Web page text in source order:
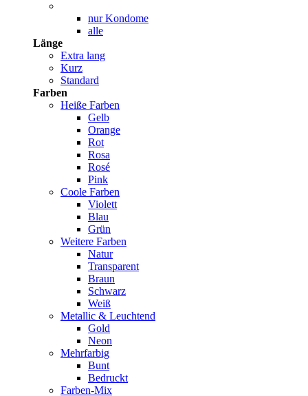
nur Kondome
alle
Länge
Extra lang
Kurz
Standard
Farben
Heiße Farben
Gelb
Orange
Rot
Rosa
Rosé
Pink
Coole Farben
Violett
Blau
Grün
Weitere Farben
Natur
Transparent
Braun
Schwarz
Weiß
Metallic & Leuchtend
Gold
Neon
Mehrfarbig
Bunt
Bedruckt
Farben-Mix